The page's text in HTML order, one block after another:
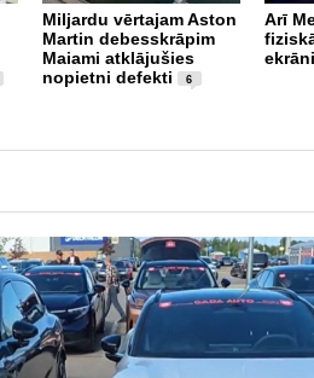
Miljardu vērtajam Aston
Martin debesskrāpim
Maiami atklājušies
nopietni defekti
6
Arī